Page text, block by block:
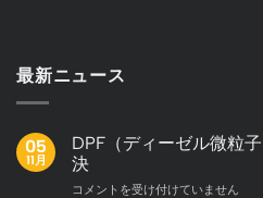
最新ニュース
05
11月
DPF（ディーゼル微粒
決
DPF（デ
コメントを受け付けていません